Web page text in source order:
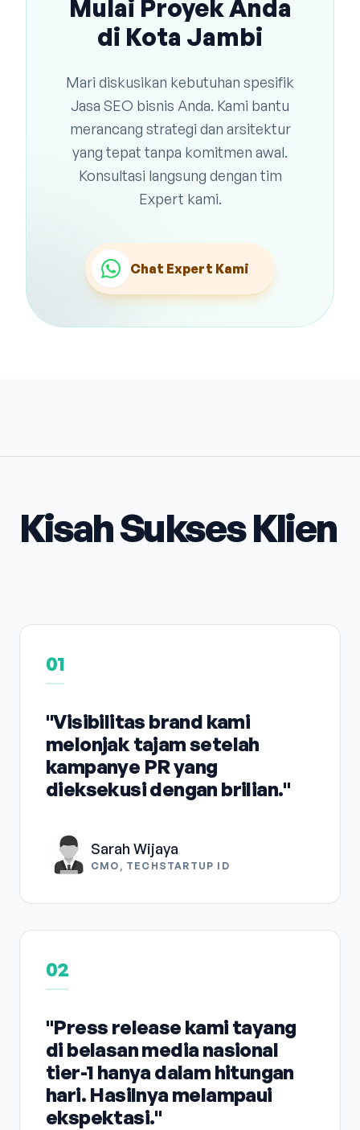
Mulai Proyek Anda
di Kota Jambi
Mari diskusikan kebutuhan spesifik
Jasa SEO bisnis Anda. Kami bantu
merancang strategi dan arsitektur
yang tepat tanpa komitmen awal.
Konsultasi langsung dengan tim
Expert kami.
Chat Expert Kami
Kisah Sukses Klien
01
"Visibilitas brand kami
melonjak tajam setelah
kampanye PR yang
dieksekusi dengan brilian."
Sarah Wijaya
CMO, TECHSTARTUP ID
02
"Press release kami tayang
di belasan media nasional
tier-1 hanya dalam hitungan
hari. Hasilnya melampaui
ekspektasi."